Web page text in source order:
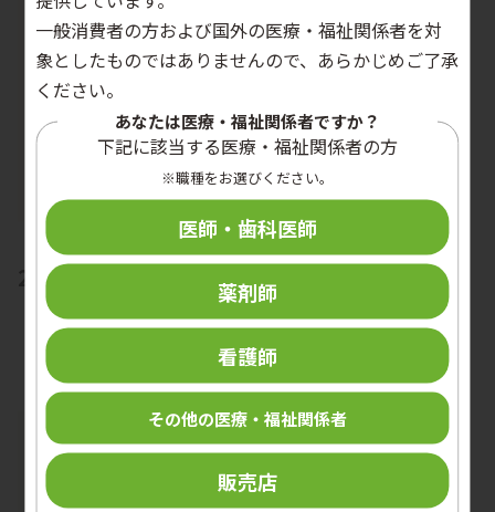
2024 vol.21 no.3
一般消費者の方および国外の医療・福祉関係者を対
象としたものではありませんので、あらかじめご了承
ください。
あなたは医療・福祉関係者ですか？
下記に該当する医療・福祉関係者の方
※職種をお選びください。
医師・歯科医師
薬剤師
看護師
その他の医療・福祉関係者
販売店